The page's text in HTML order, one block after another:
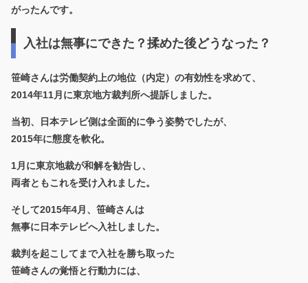
がったんです。
入社は無事にできた？揉めた後どうなった？
笹崎さんは労働契約上の地位（内定）の有効性を求めて、
2014年11月に東京地方裁判所へ提訴しました。
当初、日本テレビ側は全面的に争う姿勢でしたが、
2015年に態度を軟化。
1月に東京地裁が和解を勧告し、
両者ともこれを受け入れました。
そして2015年4月、笹崎さんは
無事に日本テレビへ入社しました。
裁判を起こしてまで入社を勝ち取った
笹崎さんの覚悟と行動力には、